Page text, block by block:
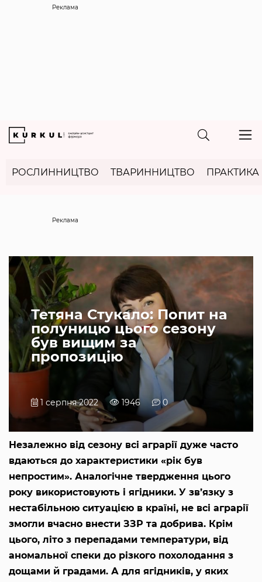
Реклама
РОСЛИННИЦТВО ТВАРИННИЦТВО ПРАКТИКА
Тетяна Стукало: Попит на
полуницю цього сезону
був вищим за
пропозицію
1 серпня 2022 1946 0
Незалежно від сезону всі аграрії дуже часто
вдаються до характеристики «рік був
непростим». Аналогічне твердження цього
року використовують і ягідники. У зв’язку з
нестабільною ситуацією в країні, не всі аграрії
змогли вчасно внести ЗЗР та добрива. Крім
цього, літо з перепадами температури, від
аномальної спеки до різкого похолодання з
дощами й градами. А для ягідників, у яких
Реклама